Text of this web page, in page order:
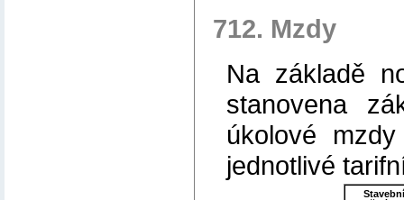
712. Mzdy
Na základě
stanovena
úkolové
jednotlivé
Stavební